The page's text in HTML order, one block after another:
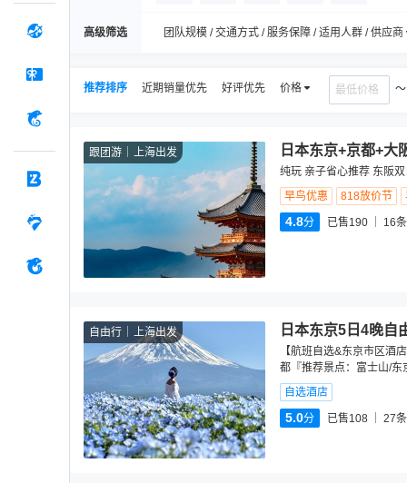
高级筛选 团队规模 / 交通方式 / 服务保障 / 适用人群 / 供应商
推荐排序 近期销量优先 好评优先 价格
跟团游 上海出发 日本东京+京都+大
纯玩 亲子省心推荐 东阪
早鸟优惠
818放价节
4.8分 已售190 16
自由行 上海出发 日本东京5日4晚自
【航班自选&东京市区酒
都『推荐景点：富士山/东
自选酒店
5.0分 已售108 27